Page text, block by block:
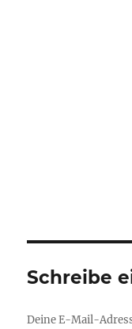
Schreibe
Deine E-Mail-